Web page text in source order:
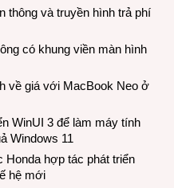
thông và truyền hình trả phí
có khung viền màn hình
về giá với MacBook Neo ở
WinUI 3 để làm máy tính
Windows 11
Honda hợp tác phát triển
hệ mới